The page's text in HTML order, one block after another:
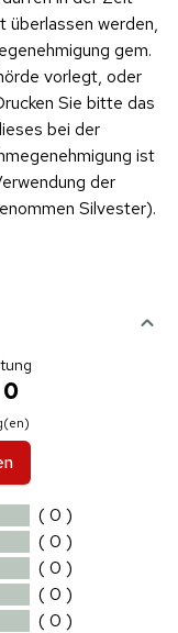
überlassen werden,
gem.
vorlegt, oder
Sie bitte das
bei der
ist
der
Silvester).
0
( 0 )
( 0 )
( 0 )
( 0 )
( 0 )